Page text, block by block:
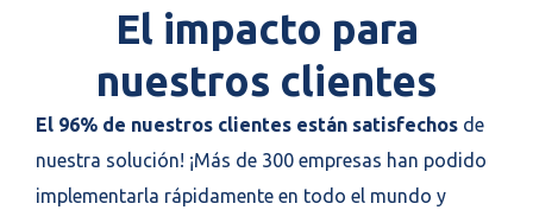
El impacto para
nuestros clientes
El 96% de nuestros clientes están satisfechos de
nuestra solución! ¡Más de 300 empresas han podido
implementarla rápidamente en todo el mundo y